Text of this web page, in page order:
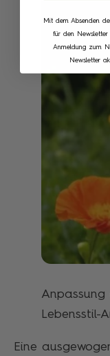
Lebensstil-
Eine
Mit dem Absenden
für den
Anmeldung zum
Newsletter